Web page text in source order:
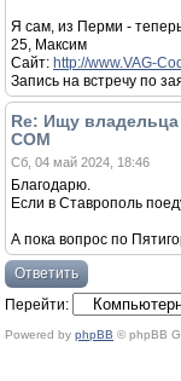
Я сам, из Перми -
25, Максим
Сайт: http://www.VAG-
Запись на встречу по
Re: Ищу владельца
COM
Сб, 04 май 2024, 18:46
Благодарю.
Если в Ставрополь
А пока вопрос по
Ответить
Перейти:
Powered by phpBB © phpBB